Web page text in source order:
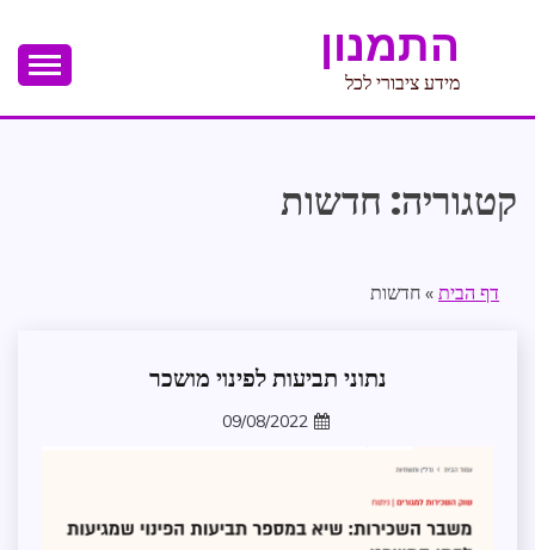
התמנון
מידע ציבורי לכל
קטגוריה: חדשות
דף הבית » חדשות
חברה
חדשות
נתוני תביעות לפינוי מושכר
09/08/2022